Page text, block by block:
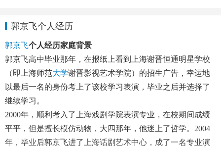
郭京飞个人经历
郭京飞个人经历家庭背景
郭京飞高中毕业那年，在报纸上看到上海谢晋恒通明星学校
（即上海师范大学谢晋影视艺术学院）的招生广告，幸运地
以最后一名的身份考上了该校学习表演，毕业之后并选择了
继续学习。
2000年，顺利考入了上海戏剧学院表演专业，在校期间成绩
平平，但是擅长模仿动物，大四那年，他迷上了哲学。2004
年，毕业后郭京飞进了上海话剧艺术中心，成了一名专业演